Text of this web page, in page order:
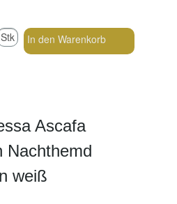
Stk In den Warenkorb
Ascafa
Nachthemd
weiß